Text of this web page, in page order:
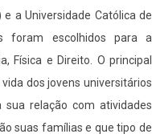
e a Universidade Católica de
foram escolhidos para a
Física e Direito. O principal
dos jovens universitários
sua relação com atividades
suas famílias e que tipo de